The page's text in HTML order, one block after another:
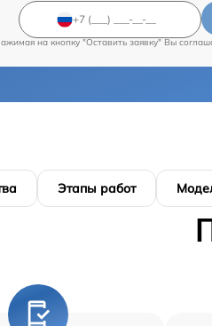
на кнопку "Оставить заявку" Вы
Этапы работ